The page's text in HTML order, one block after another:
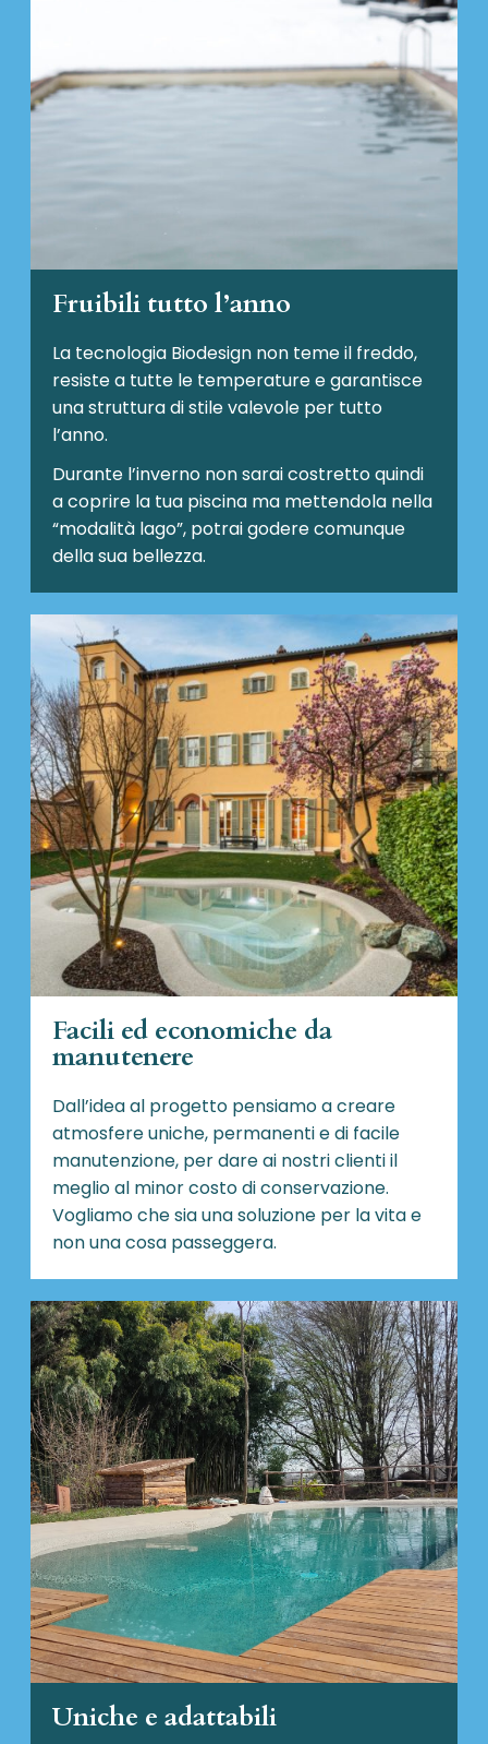
Fruibili tutto l’anno
La tecnologia Biodesign non teme il freddo,
resiste a tutte le temperature e garantisce
una struttura di stile valevole per tutto
l’anno.
Durante l’inverno non sarai costretto quindi
a coprire la tua piscina ma mettendola nella
“modalità lago”, potrai godere comunque
della sua bellezza.
Facili ed economiche da
manutenere
Dall’idea al progetto pensiamo a creare
atmosfere uniche, permanenti e di facile
manutenzione, per dare ai nostri clienti il
meglio al minor costo di conservazione.
Vogliamo che sia una soluzione per la vita e
non una cosa passeggera.
Uniche e adattabili